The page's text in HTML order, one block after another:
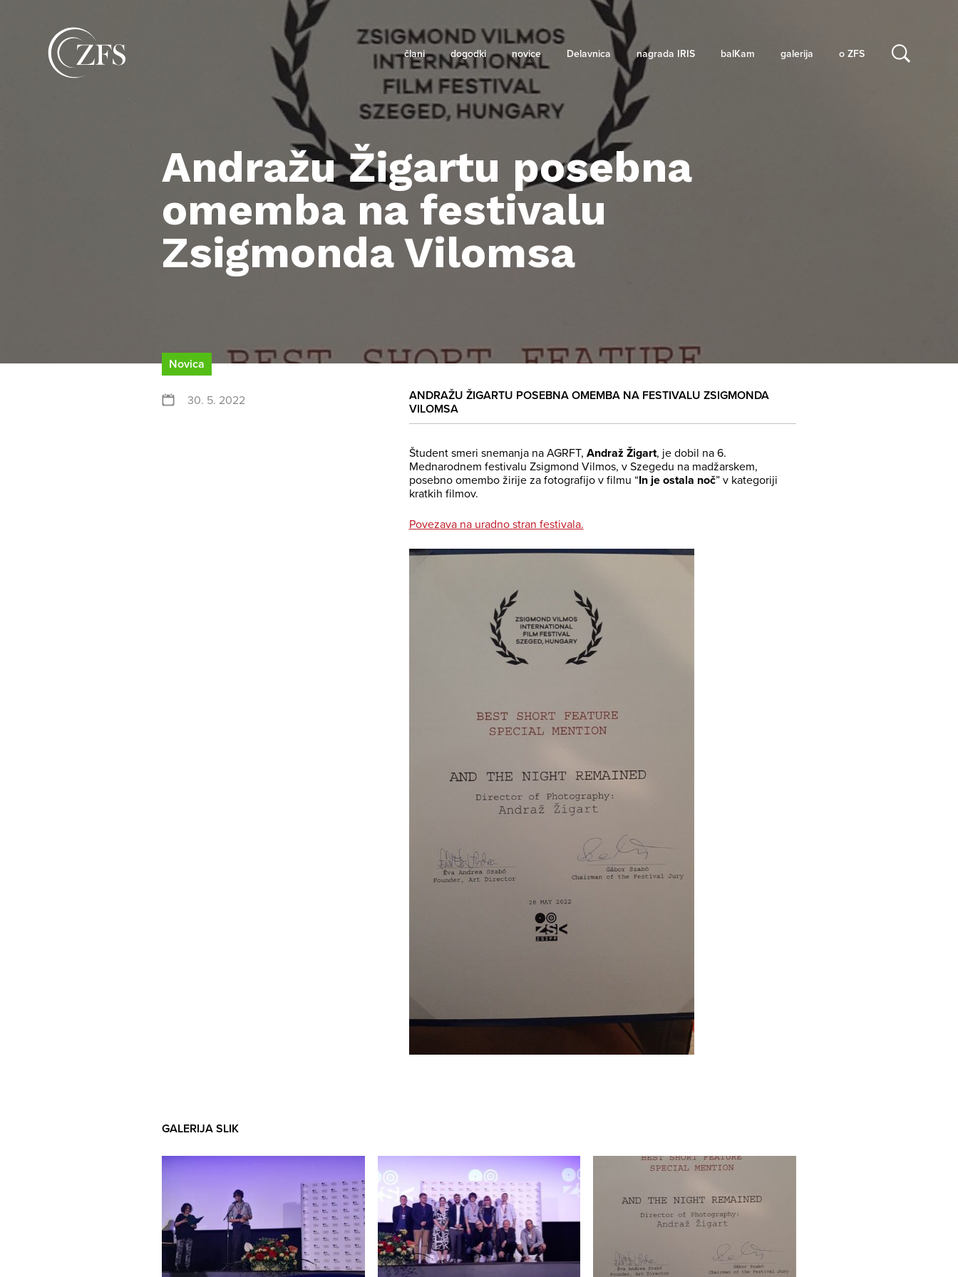
člani dogodki novice Delavnica nagrada IRIS balKam galerija o ZFS
Andražu Žigartu posebna
omemba na festivalu
Zsigmonda Vilomsa
Novica
30. 5. 2022
ANDRAŽU ŽIGARTU POSEBNA OMEMBA NA FESTIVALU ZSIGMONDA
VILOMSA
Študent smeri snemanja na AGRFT, Andraž Žigart, je dobil na 6.
Mednarodnem festivalu Zsigmond Vilmos, v Szegedu na madžarskem,
posebno omembo žirije za fotografijo v filmu “In je ostala noč” v kategoriji
kratkih filmov.
Povezava na uradno stran festivala.
GALERIJA SLIK